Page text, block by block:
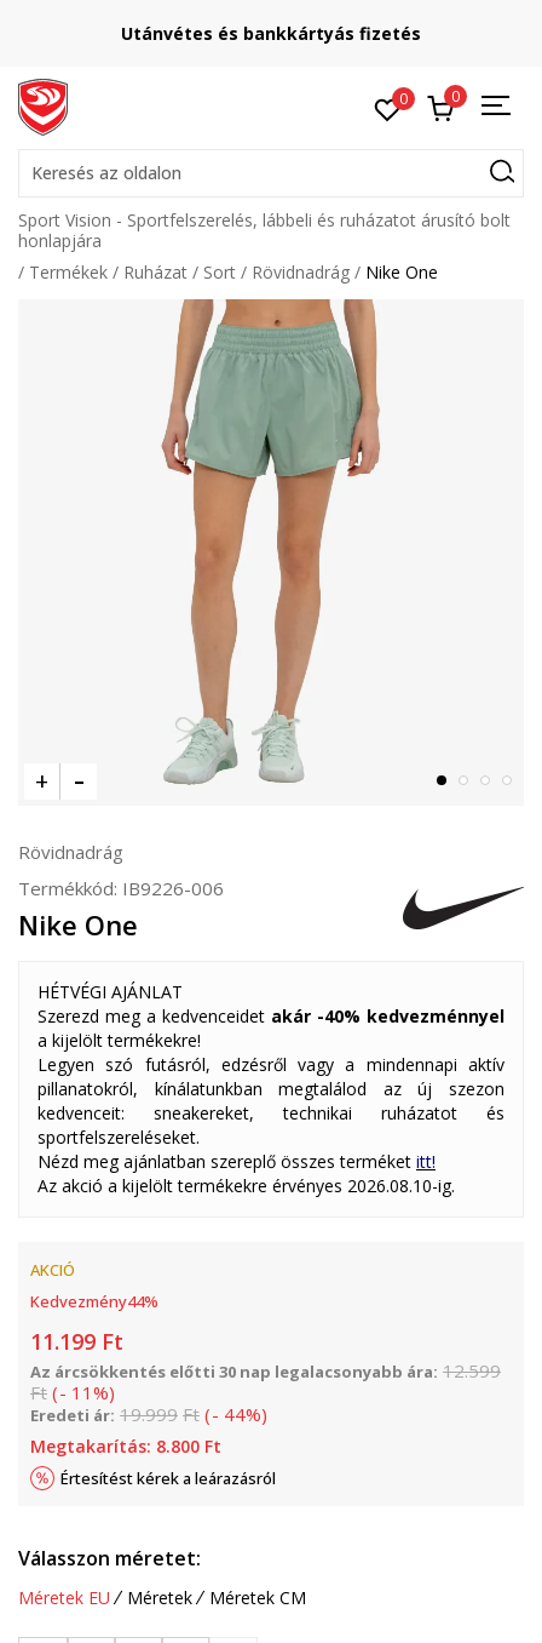
Utánvétes és bankkártyás fizetés
0 0
Keresés az oldalon
Sport Vision - Sportfelszerelés, lábbeli és ruházatot árusító bolt
honlapjára
Termékek
Ruházat Sort Rövidnadrág Nike One
Rövidnadrág
Termékkód: IB9226-006
Nike One
HÉTVÉGI AJÁNLAT
Szerezd meg a kedvenceidet akár -40% kedvezménnyel
a kijelölt termékekre!
Legyen szó futásról, edzésről vagy a mindennapi aktív
pillanatokról, kínálatunkban megtalálod az új szezon
kedvenceit: sneakereket, technikai ruházatot és
sportfelszereléseket.
Nézd meg ajánlatban szereplő összes terméket itt!
Az akció a kijelölt termékekre érvényes 2026.08.10-ig.
AKCIÓ
Kedvezmény44%
11.199 Ft
Az árcsökkentés előtti 30 nap legalacsonyabb ára: 12.599
Ft (- 11 %)
Eredeti ár: 19.999 Ft (- 44%)
Megtakarítás: 8.800 Ft
Értesítést kérek a leárazásról
Válasszon méretet:
Méretek EU Méretek Méretek CM